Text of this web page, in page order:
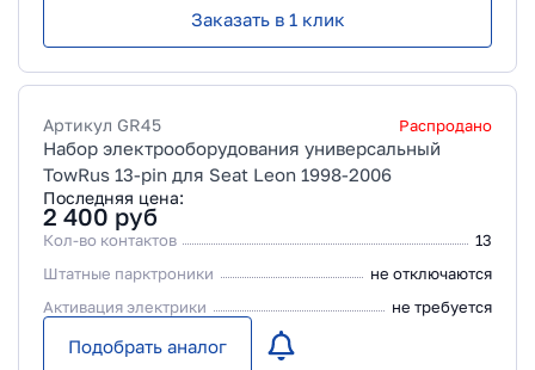
Заказать в 1 клик
Артикул GR45 Распродано
Набор электрооборудования универсальный
TowRus 13-pin для Seat Leon 1998-2006
Последняя цена:
2 400 руб
Кол-во контактов
13
Штатные парктроники
не отключаются
Активация электрики
не требуется
Подобрать аналог